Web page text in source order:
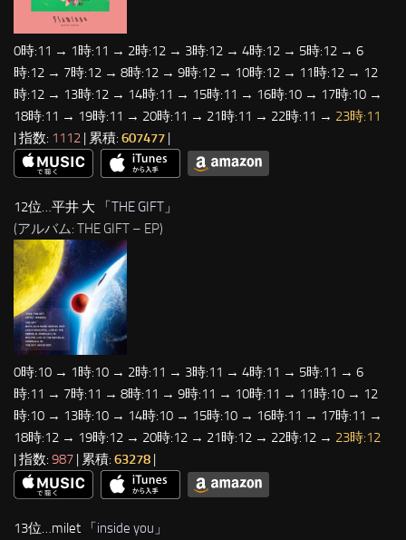
0時:11 → 1時:11 → 2時:12 → 3時:12 → 4時:12 → 5時:12 → 6
時:12 → 7時:12 → 8時:12 → 9時:12 → 10時:12 → 11時:12 → 12
時:12 → 13時:12 → 14時:11 → 15時:11 → 16時:10 → 17時:10 →
18時:11 → 19時:11 → 20時:11 → 21時:11 → 22時:11 → 23時:11
| 指数: 1112 | 累積: 607477 |
12位…平井 大 「THE GIFT 」
(アルバム: THE GIFT – EP)
0時:10 → 1時:10 → 2時:11 → 3時:11 → 4時:11 → 5時:11 → 6
時:11 → 7時:11 → 8時:11 → 9時:11 → 10時:11 → 11時:10 → 12
時:10 → 13時:10 → 14時:10 → 15時:10 → 16時:11 → 17時:11 →
18時:12 → 19時:12 → 20時:12 → 21時:12 → 22時:12 → 23時:12
| 指数: 987 | 累積: 63278 |
13位…milet 「inside you 」